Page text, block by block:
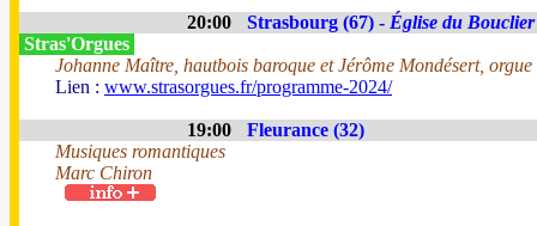
20:00 Strasbourg (67) - Église du Bouclier
Stras'Orgues
Johanne Maître, hautbois baroque et Jérôme Mondésert, orgue
Lien : www.strasorgues.fr/programme-2024/
19:00
Fleurance (32)
Musiques romantiques
Marc Chiron